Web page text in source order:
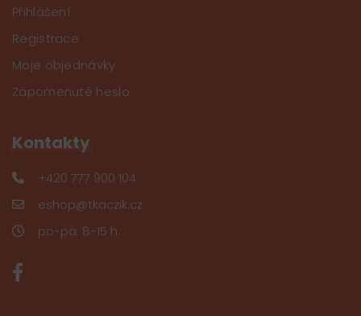
Přihlášení
Registrace
Moje objednávky
Zapomenuté heslo
Kontakty
+420 777 900 104
eshop@tkaczik.cz
po-pá: 8-15 h.